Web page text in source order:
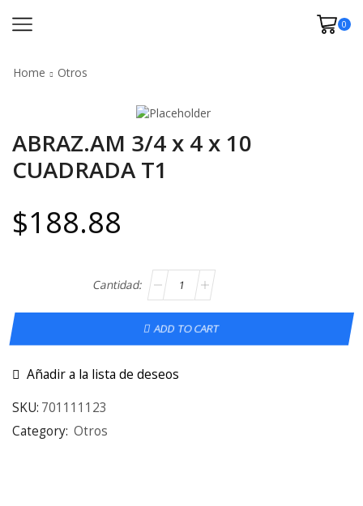
0
Home Otros
ABRAZ.AM 3/4 x 4 x 10
CUADRADA T1
$188.88
ADD TO CART
Añadir a la lista de deseos
SKU: 701111123
Category: Otros